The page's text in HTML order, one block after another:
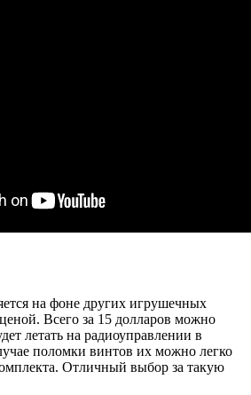
на фоне других игрушечных
Всего за 15 долларов можно
летать на радиоуправлении в
поломки винтов их можно легко
Отличный выбор за такую